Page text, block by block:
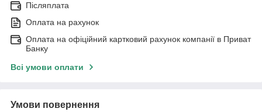
Післяплата
Оплата на рахунок
Оплата на офіційний картковий рахунок компанії в Приват
Банку
Всі умови оплати
Умови повернення